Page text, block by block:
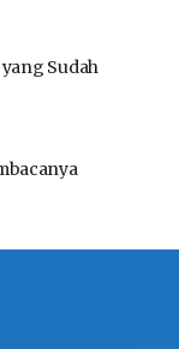
Sudah